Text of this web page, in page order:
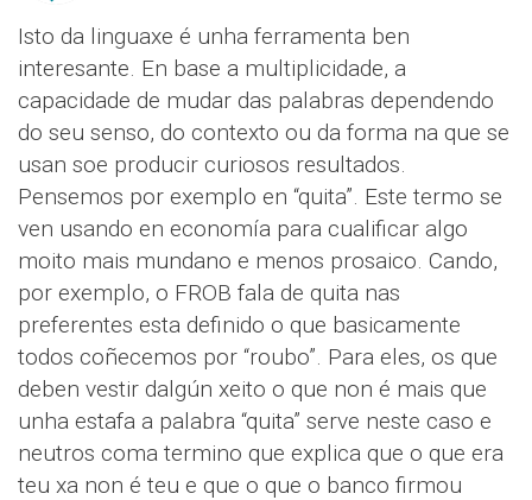
Isto da linguaxe é unha ferramenta ben
interesante. En base a multiplicidade, a
capacidade de mudar das palabras dependendo
do seu senso, do contexto ou da forma na que se
usan soe producir curiosos resultados.
Pensemos por exemplo en “quita”. Este termo se
ven usando en economía para cualificar algo
moito mais mundano e menos prosaico. Cando,
por exemplo, o FROB fala de quita nas
preferentes esta definido o que basicamente
todos coñecemos por “roubo”. Para eles, os que
deben vestir dalgún xeito o que non é mais que
unha estafa a palabra “quita” serve neste caso e
neutros coma termino que explica que o que era
teu xa non é teu e que o que o banco firmou